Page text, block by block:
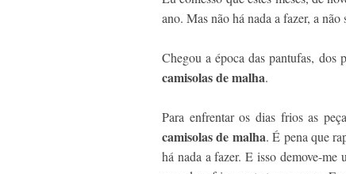
ano. Mas não há nada a fazer, a
Chegou a época das pantufas, dos
camisolas de malha.
Para enfrentar os dias frios as
camisolas de malha. É pena que
há nada a fazer. E isso demove-